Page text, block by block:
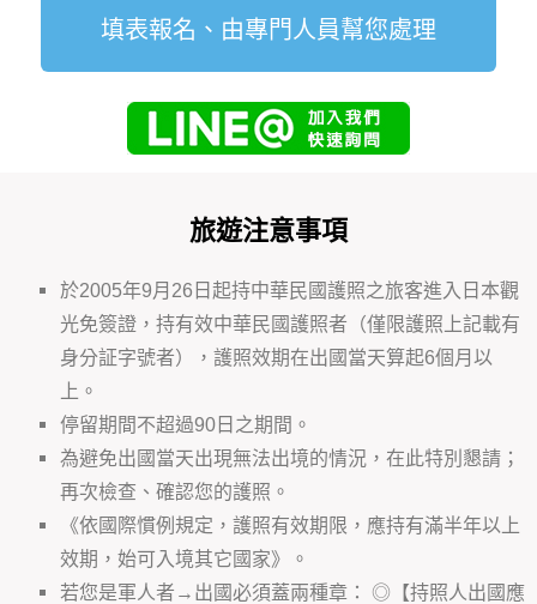
填表報名、由專門人員幫您處理
旅遊注意事項
於2005年9月26日起持中華民國護照之旅客進入日本觀
光免簽證，持有效中華民國護照者（僅限護照上記載有
身分証字號者），護照效期在出國當天算起6個月以
上。
停留期間不超過90日之期間。
為避免出國當天出現無法出境的情況，在此特別懇請；
再次檢查、確認您的護照。
《依國際慣例規定，護照有效期限，應持有滿半年以上
效期，始可入境其它國家》。
若您是軍人者→出國必須蓋兩種章： ◎【持照人出國應